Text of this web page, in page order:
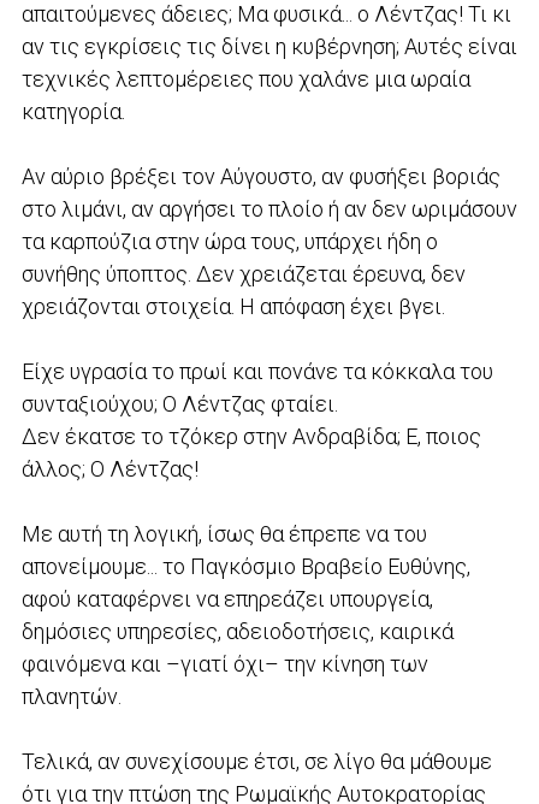
απαιτούμενες άδειες; Μα φυσικά... ο Λέντζας! Τι κι
αν τις εγκρίσεις τις δίνει η κυβέρνηση; Αυτές είναι
τεχνικές λεπτομέρειες που χαλάνε μια ωραία
κατηγορία.
Αν αύριο βρέξει τον Αύγουστο, αν φυσήξει βοριάς
στο λιμάνι, αν αργήσει το πλοίο ή αν δεν ωριμάσουν
τα καρπούζια στην ώρα τους, υπάρχει ήδη ο
συνήθης ύποπτος. Δεν χρειάζεται έρευνα, δεν
χρειάζονται στοιχεία. Η απόφαση έχει βγει.
Είχε υγρασία το πρωί και πονάνε τα κόκκαλα του
συνταξιούχου; Ο Λέντζας φταίει.
Δεν έκατσε το τζόκερ στην Ανδραβίδα; Ε, ποιος
άλλος; Ο Λέντζας!
Με αυτή τη λογική, ίσως θα έπρεπε να του
απονείμουμε... το Παγκόσμιο Βραβείο Ευθύνης,
αφού καταφέρνει να επηρεάζει υπουργεία,
δημόσιες υπηρεσίες, αδειοδοτήσεις, καιρικά
φαινόμενα και –γιατί όχι– την κίνηση των
πλανητών.
Τελικά, αν συνεχίσουμε έτσι, σε λίγο θα μάθουμε
ότι για την πτώση της Ρωμαϊκής Αυτοκρατορίας